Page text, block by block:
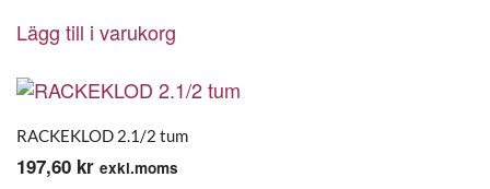
Lägg till i varukorg
RACKEKLOD 2.1/2 tum
197,60 kr exkl.moms